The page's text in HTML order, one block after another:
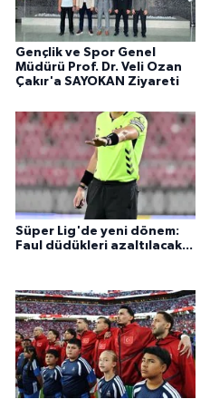
Gençlik ve Spor Genel
Müdürü Prof. Dr. Veli Ozan
Çakır'a SAYOKAN Ziyareti
Süper Lig'de yeni dönem:
Faul düdükleri azaltılacak...